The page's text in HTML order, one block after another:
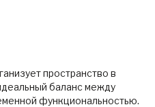
пространство в
баланс между
функциональностью.